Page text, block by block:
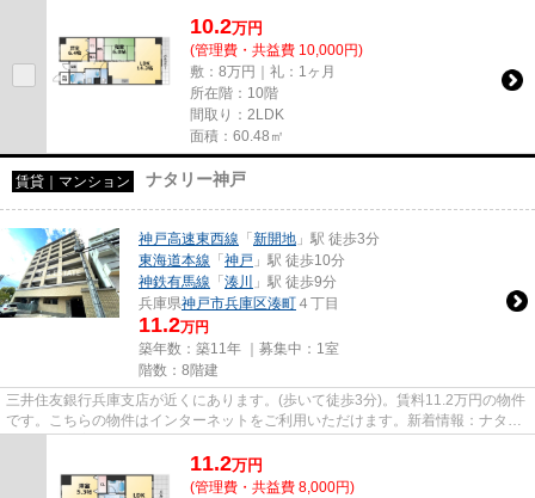
10.2万円
(管理費・共益費 10,000円)
敷：8万円｜礼：1ヶ月
所在階：10階
間取り：2LDK
面積：60.48㎡
賃貸｜マンション ナタリー神戸
神戸高速東西線 「 新開地 」駅 徒歩3分
東海道本線 「 神戸 」駅 徒歩10分
神鉄有馬線 「 湊川
」駅 徒歩9分
兵庫県神戸市兵庫区湊町 ４丁目
11.2万円
築年数：築11年 ｜募集中： 1室
階数：8階建
三井住友銀行兵庫支店が近くにあります。(歩いて徒歩3分)。賃料11.2万円の物件
です。こちらの物件はインターネットをご利用いただけます。新着情報：ナタリ
11.2万円
(管理費・共益費 8,000円)